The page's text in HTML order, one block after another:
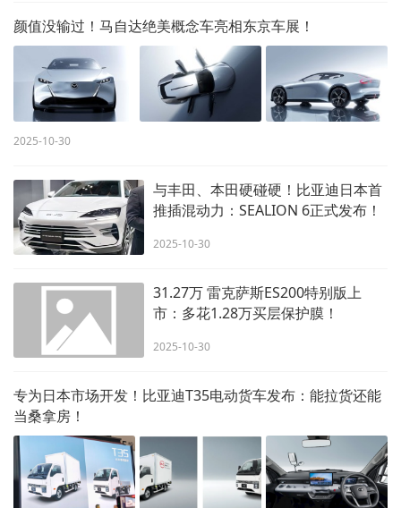
颜值没输过！马自达绝美概念车亮相东京车展！
2025-10-30
与丰田、本田硬碰硬！比亚迪日本首
推插混动力：SEALION 6正式发布！
2025-10-30
31.27万 雷克萨斯ES200特别版上
市：多花1.28万买层保护膜！
2025-10-30
专为日本市场开发！比亚迪T35电动货车发布：能拉货还能
当桑拿房！